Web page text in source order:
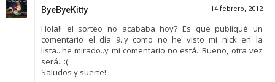
ByeByeKitty 14 febrero, 2012
Hola!! el sorteo no acababa hoy? Es que publiqué un
comentario el día 9..y como no he visto mi nick en la
lista...he mirado..y mi comentario no está...Bueno, otra vez
será.. :(
Saludos y suerte!